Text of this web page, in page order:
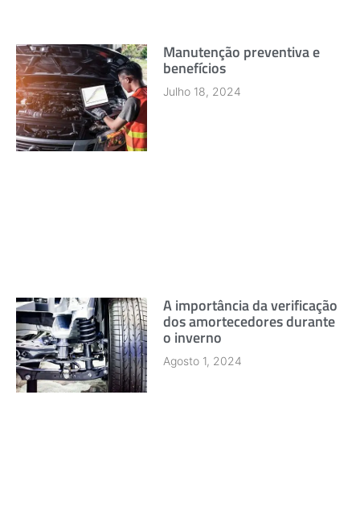
Manutenção preventiva e
benefícios
Julho 18, 2024
A importância da verificação
dos amortecedores durante
o inverno
Agosto 1, 2024